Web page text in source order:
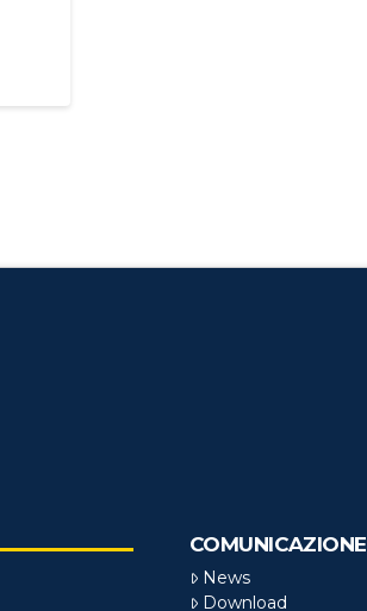
COMUNICAZIONE
News
Download